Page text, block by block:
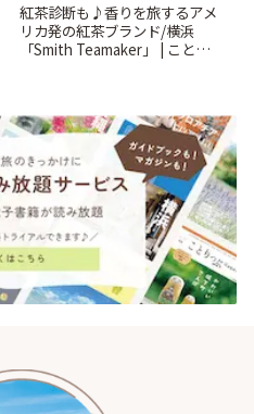
紅茶診断も♪香りを旅するアメ
リカ発の紅茶ブランド/横浜
「Smith Teamaker」 | ことりっ